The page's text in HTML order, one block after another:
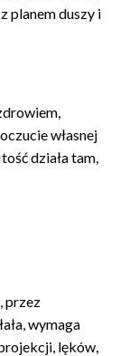
planem duszy i
własnej
działa tam,
przez
wymaga
lęków,